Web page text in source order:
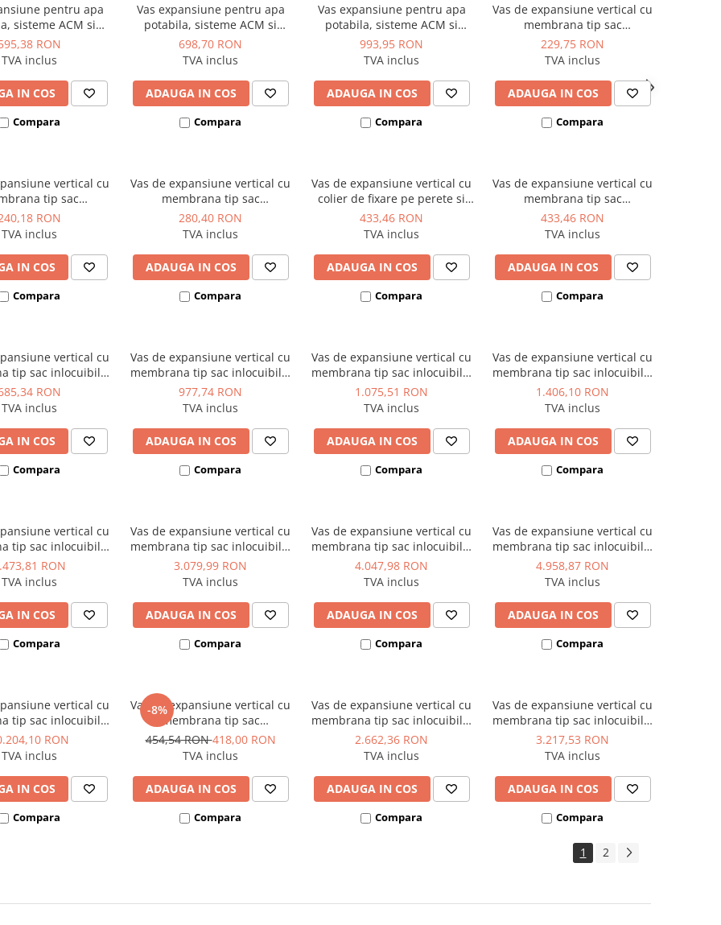
pentru apa
sisteme ACM si
de pompare, cu
70°C/10 bar,
litri
RON
TVA inclus
IN COS
Compara
Vas expansiune pentru apa
potabila, sisteme ACM si
grupuri de pompare, cu
recirculare, 70°C/10 bar,
litri
698,70 RON
TVA inclus
ADAUGA IN COS
Compara
Vas expansiune pentru apa
potabila, sisteme ACM si
grupuri de pompare, cu
recirculare, 70°C/10 bar,
litri
993,95 RON
TVA inclus
ADAUGA IN COS
Compara
Vas de expansiune vertical cu
membrana tip sac
neinlocuibila, fara circulatie
interna 70°C/10 bar, Ø 206,
229,75 RON
TVA inclus
ADAUGA IN COS
Compara
vertical cu
tip sac
fara circulatie
10 bar, Ø 280,
litri
RON
TVA inclus
IN COS
Compara
Vas de expansiune vertical cu
membrana tip sac
neinlocuibila, fara circulatie
interna 70°C/10 bar, Ø 280,
litri
280,40 RON
TVA inclus
ADAUGA IN COS
Compara
Vas de expansiune vertical cu
colier de fixare pe perete si
membrana tip sac
neinlocuibila, fara circulatie
mm, Reflex model Refix DE 33
- 33 litri
433,46 RON
TVA inclus
ADAUGA IN COS
Compara
Vas de expansiune vertical cu
membrana tip sac
neinlocuibila, fara circulatie
interna 70°C/10 bar, Ø 354
- 33 litri
433,46 RON
TVA inclus
ADAUGA IN COS
Compara
vertical cu
tip sac inlocuibila,
interna 70°C/10
mm, Reflex model
RON
TVA inclus
IN COS
Compara
Vas de expansiune vertical cu
membrana tip sac inlocuibila,
fara circulatie interna 70°C/10
bar, Ø 409 mm, Reflex model
977,74 RON
TVA inclus
ADAUGA IN COS
Compara
Vas de expansiune vertical cu
membrana tip sac inlocuibila,
fara circulatie interna 70°C/10
bar, Ø 480 mm, Reflex model
1.075,51 RON
TVA inclus
ADAUGA IN COS
Compara
Vas de expansiune vertical cu
membrana tip sac inlocuibila,
fara circulatie interna 70°C/10
bar, Ø 480 mm, Reflex model
1.406,10 RON
TVA inclus
ADAUGA IN COS
Compara
vertical cu
tip sac inlocuibila,
interna 70°C/10
Ø 634, model Refix
RON
TVA inclus
IN COS
Compara
Vas de expansiune vertical cu
membrana tip sac inlocuibila,
fara circulatie interna 70°C/10
bar, Ø 634 mm,Reflex model
3.079,99 RON
TVA inclus
ADAUGA IN COS
Compara
Vas de expansiune vertical cu
membrana tip sac inlocuibila,
fara circulatie interna 70°C/10
bar, Ø 740 mm, Reflex model
4.047,98 RON
TVA inclus
ADAUGA IN COS
Compara
Vas de expansiune vertical cu
membrana tip sac inlocuibila,
fara circulatie interna 70°C/10
bar, Ø 740 mm, Reflex model
4.958,87 RON
TVA inclus
ADAUGA IN COS
Compara
vertical cu
tip sac inlocuibila,
interna 70°C/10
mm, Reflex model
RON
TVA inclus
IN COS
Compara
-8%
Vas de expansiune vertical cu
membrana tip sac
neinlocuibila, fara circulatie
interna 70°C/16 bar, racord
model Refix DE 25 - 25 litri
454,54 RON418,00 RON
TVA inclus
ADAUGA IN COS
Compara
Vas de expansiune vertical cu
membrana tip sac inlocuibila,
fara circulatie interna 70°C/16
bar, Ø 480 mm, Reflex model
2.662,36 RON
TVA inclus
ADAUGA IN COS
Compara
Vas de expansiune vertical cu
membrana tip sac inlocuibila,
fara circulatie interna 70°C/16
bar, Ø 480 mm, Reflex model
3.217,53 RON
TVA inclus
ADAUGA IN COS
Compara
1 2